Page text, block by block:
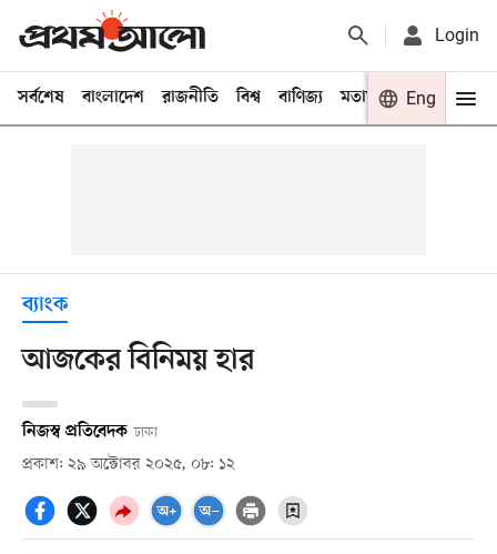
Login
সর্বশেষ বাংলাদেশ রাজনীতি বিশ্ব বাণিজ্য মতামত খেলা
Eng
ব্যাংক
আজকের বিনিময় হার
নিজস্ব প্রতিবেদক ঢাকা
প্রকাশ: ২৯ অক্টোবর ২০২৫, ০৮: ১২